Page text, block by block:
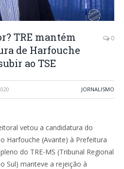
TRE mantém
de Harfouche
ao TSE
0
JORNALISMO
vetou a candidatura do
Harfouche (Avante) à Prefeitura
do TRE-MS (Tribunal Regional
Sul) manteve a rejeição à